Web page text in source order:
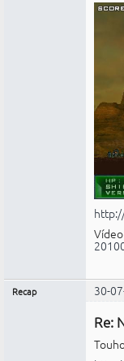
Recap 30-
Re: